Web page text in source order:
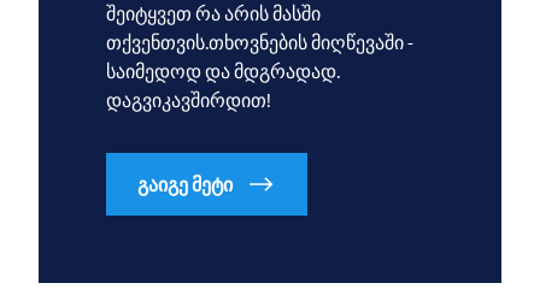
შეიტყვეთ რა არის მასში
თქვენთვის.თხოვნების მიღწევაში -
საიმედოდ და მდგრადად.
დაგვიკავშირდით!
გაიგე მეტი